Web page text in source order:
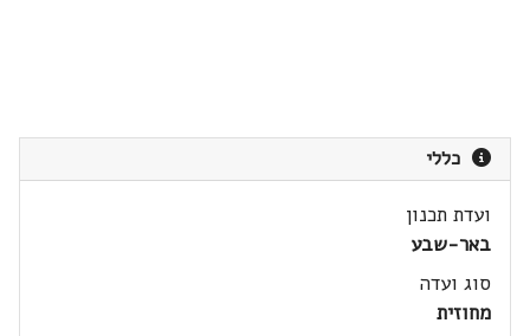
כללי
ועדת תכנון
באר-שבע
סוג ועדה
מחוזית